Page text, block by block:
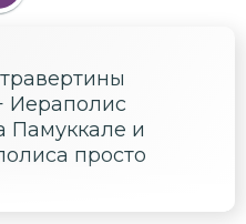
Иераполис
Памуккале и
просто